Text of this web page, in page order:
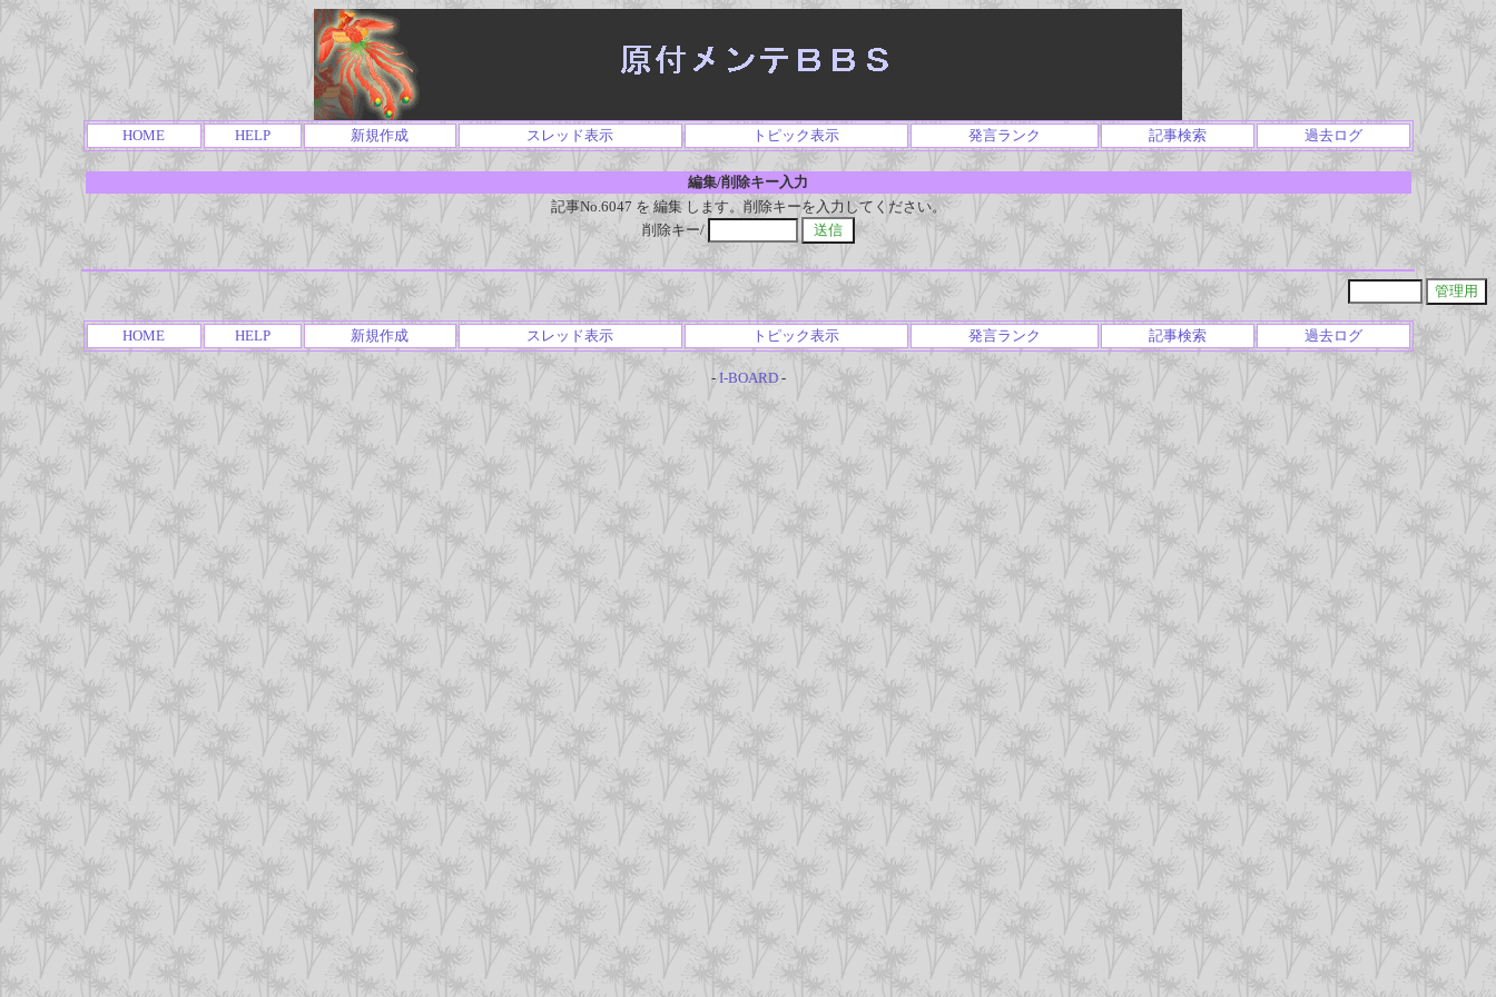
HOME HELP 新規作成 スレッド表示 トピック表示 発言ランク 記事検索 過去ログ
編集/削除キー入力
記事No.6047 を 編集 します。削除キーを入力してください。
削除キー/
HOME HELP 新規作成 スレッド表示 トピック表示 発言ランク 記事検索 過去ログ
- I-BOARD-